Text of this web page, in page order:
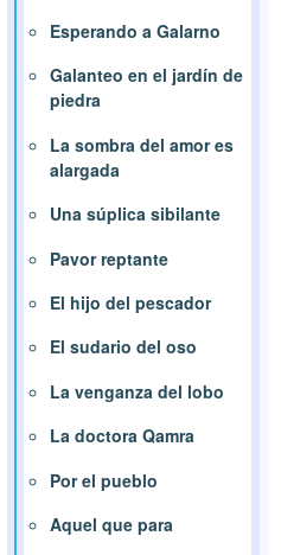
Esperando a Galarno
Galanteo en el jardín de
piedra
La sombra del amor es
alargada
Una súplica sibilante
Pavor reptante
El hijo del pescador
El sudario del oso
La venganza del lobo
La doctora Qamra
Por el pueblo
Aquel que para